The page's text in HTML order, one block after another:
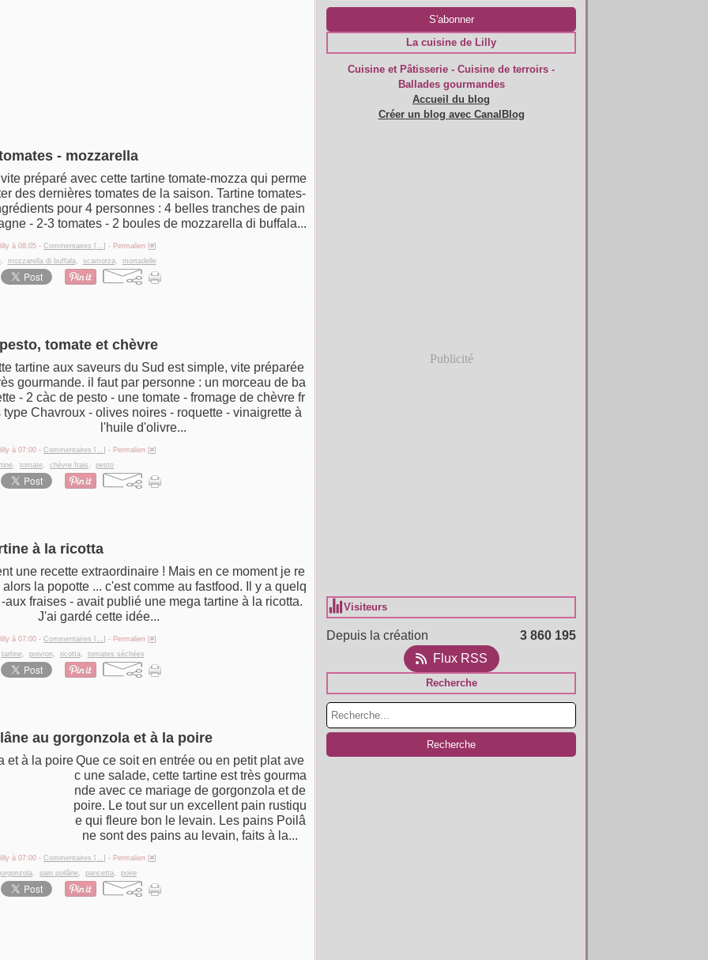
- mozzarella
préparé avec cette tartine tomate-mozza qui perme
des dernières tomates de la saison. Tartine tomates-
pour 4 personnes : 4 belles tranches de pain
- 2-3 tomates - 2 boules de mozzarella di buffala...
à 08:05 - Commentaires [ …] - Permalien [#]
, mozzarella di buffala, scamorza, mortadelle
tomate et chèvre
tartine aux saveurs du Sud est simple, vite préparée
gourmande. il faut par personne : un morceau de ba
- 2 càc de pesto - une tomate - fromage de chèvre fr
type Chavroux - olives noires - roquette - vinaigrette à
l'huile d'olivre...
à 07:00 - Commentaires [ …] - Permalien [#]
, tomate, chèvre frais , pesto
à la ricotta
une recette extraordinaire ! Mais en ce moment je re
la popotte ... c'est comme au fastfood. Il y a quelq
aux fraises - avait publié une mega tartine à la ricotta.
J'ai gardé cette idée...
à 07:00 - Commentaires [ …] - Permalien [#]
tartine, poivron, ricotta, tomates séchées
au gorgonzola et à la poire
Que ce soit en entrée ou en petit plat ave
c une salade, cette tartine est très gourma
nde avec ce mariage de gorgonzola et de
poire. Le tout sur un excellent pain rustiqu
e qui fleure bon le levain. Les pains Poilâ
ne sont des pains au levain, faits à la...
à 07:00 - Commentaires [ …] - Permalien [#]
, pain poilâne, pancetta, poire
La cuisine de Lilly
Cuisine et Pâtisserie - Cuisine de terroirs -
Ballades gourmandes
Accueil du blog
Créer un blog avec CanalBlog
Publicité
Visiteurs
Depuis la création
3 860 195
Flux RSS
Recherche